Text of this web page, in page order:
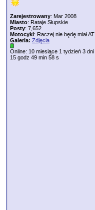
Zarejestrowany: Mar 2008
Miasto: Rataje Słupskie
Posty: 7,652
Motocykl: Raczej nie będę miał AT
Galeria: Zdjęcia
Online: 10 miesiące 1 tydzień 3 dni
15 godz 49 min 58 s